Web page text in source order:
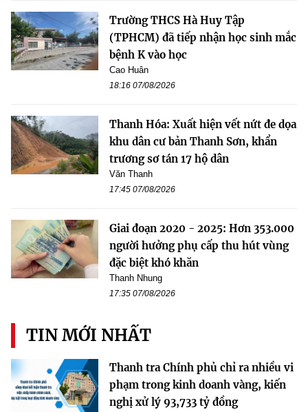
Trường THCS Hà Huy Tập
(TPHCM) đã tiếp nhận học sinh mắc
bệnh K vào học
Cao Huân
18:16 07/08/2026
Thanh Hóa: Xuất hiện vết nứt đe dọa
khu dân cư bản Thanh Sơn, khẩn
trương sơ tán 17 hộ dân
Văn Thanh
17:45 07/08/2026
Giai đoạn 2020 - 2025: Hơn 353.000
người hưởng phụ cấp thu hút vùng
đặc biệt khó khăn
Thanh Nhung
17:35 07/08/2026
TIN MỚI NHẤT
Thanh tra Chính phủ chỉ ra nhiều vi
phạm trong kinh doanh vàng, kiến
nghị xử lý 93,733 tỷ đồng